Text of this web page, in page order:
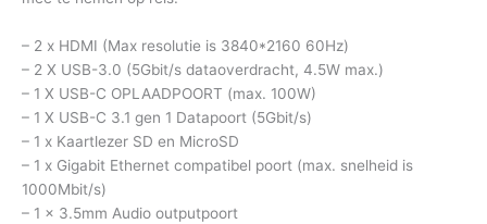
– 2 x HDMI (Max resolutie is 3840*2160 60Hz)
– 2 X USB-3.0 (5Gbit/s dataoverdracht, 4.5W max.)
– 1 X USB-C OPLAADPOORT (max. 100W)
– 1 X USB-C 3.1 gen 1 Datapoort (5Gbit/s)
– 1 x Kaartlezer SD en MicroSD
– 1 x Gigabit Ethernet compatibel poort (max. snelheid is
1000Mbit/s)
– 1 x 3.5mm Audio outputpoort